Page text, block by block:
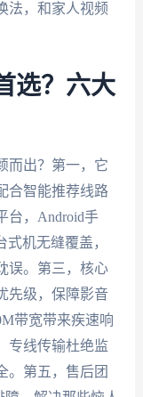
法，和家人视频
选？六大
而出？第一，它
合智能推荐线路
台，Android手
式机无缝覆盖，
误。第三，核心
先级，保障影音
带宽带来疾速响
专线传输杜绝监
。第五，售后团